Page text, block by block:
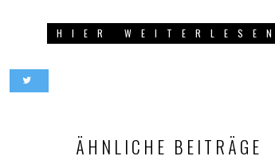
HIER WEITERLESEN
ÄHNLICHE BEITRÄGE